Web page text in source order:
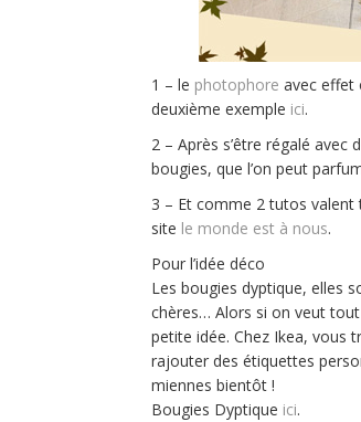
1 – le photophore avec effet
deuxième exemple ici.
2 – Après s’être régalé
bougies, que l’on peut
3 – Et comme 2 tutos valent
site le monde est à nous.
Pour l’idée déco
Les bougies dyptique, elles
chères… Alors si on veut
petite idée. Chez Ikea, vous
rajouter des étiquettes
miennes bientôt !
Bougies Dyptique ici.